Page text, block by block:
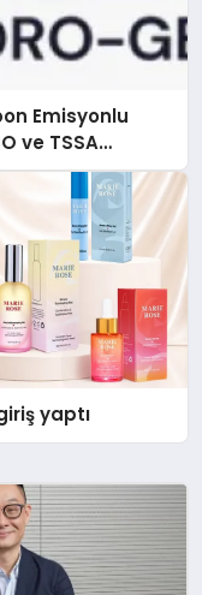
Emisyonlu
ve TSSA
yaptı